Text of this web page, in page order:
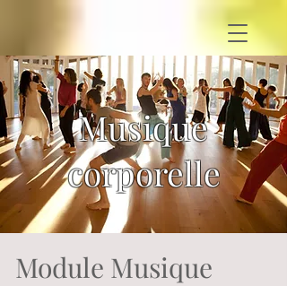
Musique
corporelle
Module Musique